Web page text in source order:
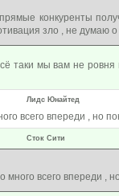
конкуренты
зло , не думаю о
таки мы вам не
Лидс Юнайтед
всего впереди , но
Сток Сити
всего впереди ,